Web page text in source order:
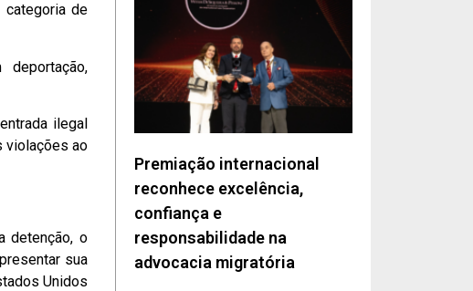
categoria de
ilegal
violações ao
detenção, o
sua
Unidos
Premiação internacional
reconhece excelência,
confiança e
responsabilidade na
advocacia migratória